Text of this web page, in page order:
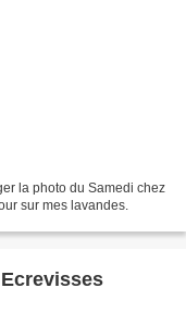
la photo du Samedi chez
sur mes lavandes.